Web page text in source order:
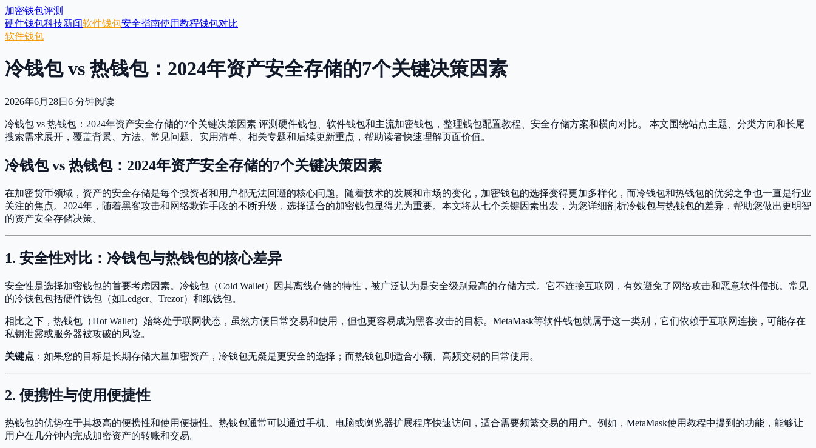
加密钱包评测
硬件钱包科技新闻软件钱包安全指南使用教程钱包对比
软件钱包
冷钱包 vs 热钱包：2024年资产安全存储的7个关键决策因素
2026年6月28日 6 分钟阅读
冷钱包 vs 热钱包：2024年资产安全存储的7个关键决策因素 评测硬件钱包、软件钱包和主流加密钱包，整理钱包配置教程、安全存储方案和横向对比。 本文围绕站点主题、分类方向和长尾
搜索需求展开，覆盖背景、方法、常见问题、实用清单、相关专题和后续更新重点，帮助读者快速理解页面价值。
冷钱包 vs 热钱包：2024年资产安全存储的7个关键决策因素
在加密货币领域，资产的安全存储是每个投资者和用户都无法回避的核心问题。随着技术的发展和市场的变化，加密钱包的选择变得更加多样化，而冷钱包和热钱包的优劣之争也一直是行业
关注的焦点。2024年，随着黑客攻击和网络欺诈手段的不断升级，选择适合的加密钱包显得尤为重要。本文将从七个关键因素出发，为您详细剖析冷钱包与热钱包的差异，帮助您做出更明智
的资产安全存储决策。
1. 安全性对比：冷钱包与热钱包的核心差异
安全性是选择加密钱包的首要考虑因素。冷钱包（Cold Wallet）因其离线存储的特性，被广泛认为是安全级别最高的存储方式。它不连接互联网，有效避免了网络攻击和恶意软件侵扰。常见
的冷钱包包括硬件钱包（如Ledger、Trezor）和纸钱包。
相比之下，热钱包（Hot Wallet）始终处于联网状态，虽然方便日常交易和使用，但也更容易成为黑客攻击的目标。MetaMask等软件钱包就属于这一类别，它们依赖于互联网连接，可能存在
私钥泄露或服务器被攻破的风险。
关键点 ：如果您的目标是长期存储大量加密资产，冷钱包无疑是更安全的选择；而热钱包则适合小额、高频交易的日常使用。
2. 便携性与使用便捷性
热钱包的优势在于其极高的便携性和使用便捷性。热钱包通常可以通过手机、电脑或浏览器扩展程序快速访问，适合需要频繁交易的用户。例如，MetaMask使用教程中提到的功能，能够让
用户在几分钟内完成加密资产的转账和交易。